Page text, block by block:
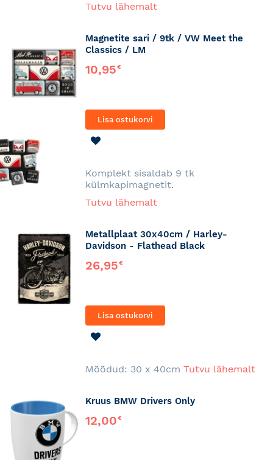
Tutvu lähemalt
Magnetite sari / 9tk / VW Meet the
Classics / LM
10,95€
Lisa ostukorvi
Komplekt sisaldab 9 tk
külmkapimagnetit.
Tutvu lähemalt
Metallplaat 30x40cm / Harley-
Davidson - Flathead Black
26,95€
Lisa ostukorvi
Mõõdud: 30 x 40cm Tutvu lähemalt
Kruus BMW Drivers Only
12,00€